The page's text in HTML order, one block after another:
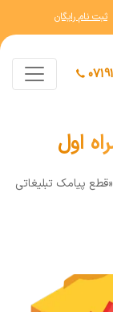
ثبت نام رایگان
اول
پیامک تبلیغاتی